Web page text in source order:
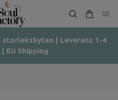
| Leverans 1-4
EU Shipping